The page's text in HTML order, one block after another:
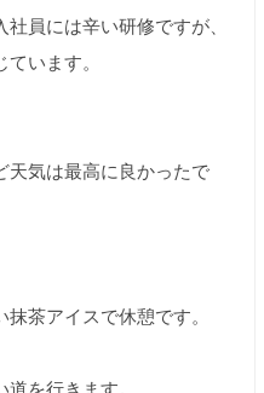
員には辛い研修ですが、
います。
天気は最高に良かったで
茶アイスで休憩です。
を行きます。